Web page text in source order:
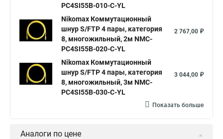
PC4SI55B-010-C-YL
Nikomax Коммутационный
шнур S/FTP 4 пары, категория
8, многожильный, 2м NMC-
PC4SI55B-020-C-YL
2 767,00 ₽
Nikomax Коммутационный
шнур S/FTP 4 пары, категория
8, многожильный, 3м NMC-
PC4SI55B-030-C-YL
3 044,00 ₽
Показать больше
Аналоги по цене